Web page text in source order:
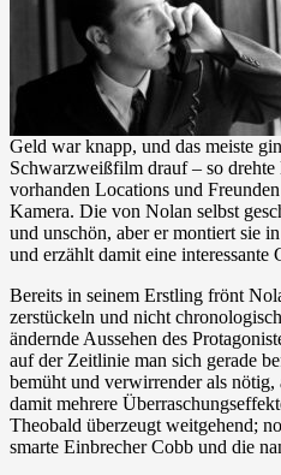
Geld war knapp, und das meiste
Schwarzweißfilm drauf – so
vorhanden Locations und
Kamera. Die von Nolan selbst
und unschön, aber er montiert sie
und erzählt damit eine interessante
Bereits in seinem Erstling frönt
zerstückeln und nicht
ändernde Aussehen des
auf der Zeitlinie man sich gerade
bemüht und verwirrender als nötig,
damit mehrere
Theobald überzeugt weitgehend;
smarte Einbrecher Cobb und die